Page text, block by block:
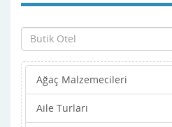
Ağaç Malzemecileri
Aile Turları